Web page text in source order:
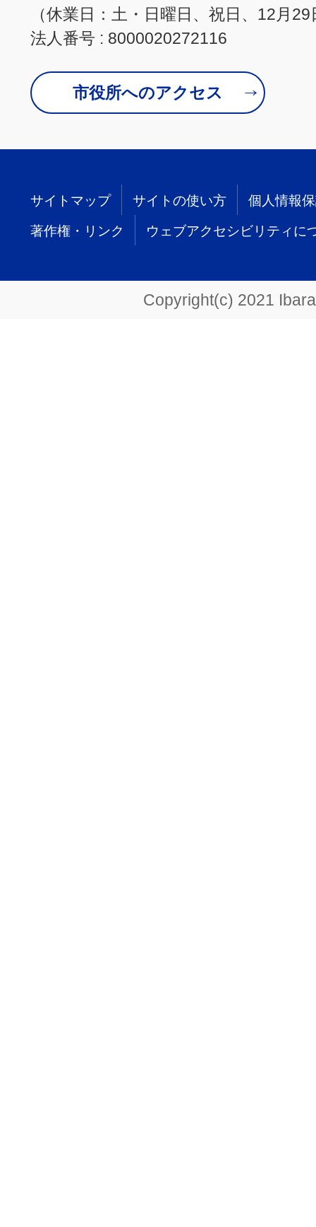
（休業日：土・日曜日、祝日、12月
法人番号 : 8000020272116
市役所へのアクセス
サイトマップ サイトの使い方 個人情報
著作権・リンク ウェブアクセシビリティに
Copyright(c) 2021